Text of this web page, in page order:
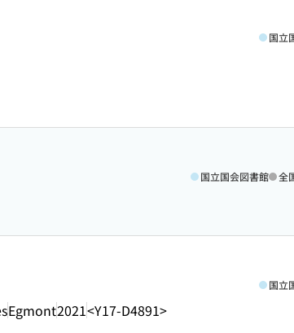
国立
国立国会図書館 全
Egmont2021<Y17-D4891>
国立